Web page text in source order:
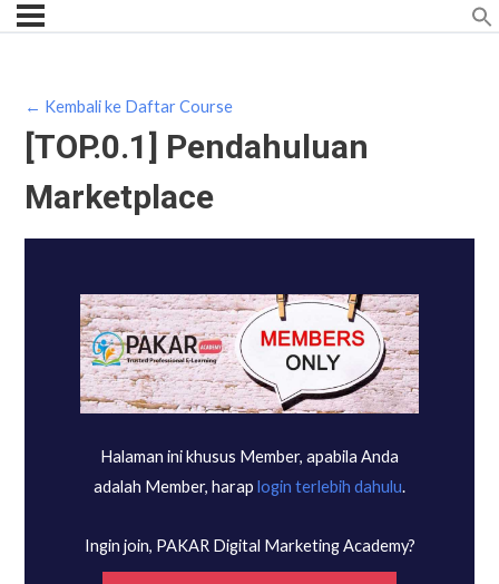
← Kembali ke Daftar Course
[TOP.0.1] Pendahuluan
Marketplace
Halaman ini khusus Member, apabila Anda
adalah Member, harap login terlebih dahulu.
Ingin join, PAKAR Digital Marketing Academy?